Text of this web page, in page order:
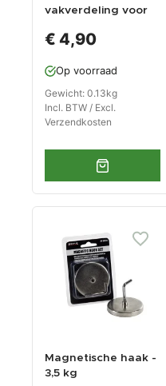
vakverdeling voor
€ 4,90
Op voorraad
Gewicht: 0.13kg
Incl. BTW / Excl.
Verzendkosten
Magnetische haak -
3,5 kg